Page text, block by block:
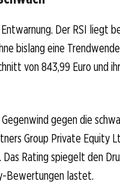
Der RSI liegt
bislang eine
von 843,99 Euro und
gegen die
Group Private Equity
Das Rating spiegelt den
Bewertungen lastet.